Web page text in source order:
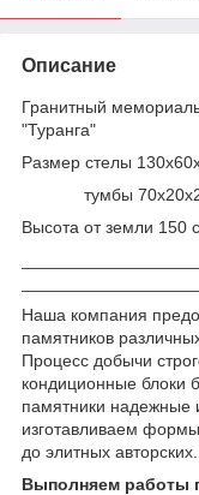
Описание
Гранитный
"Туранга"
Размер стелы
тумбы
Высота от земли 150
Наша компания
памятников
Процесс добычи
кондиционные блоки
памятники надежные
изготавливаем
до элитных авторских.
Выполняем работы